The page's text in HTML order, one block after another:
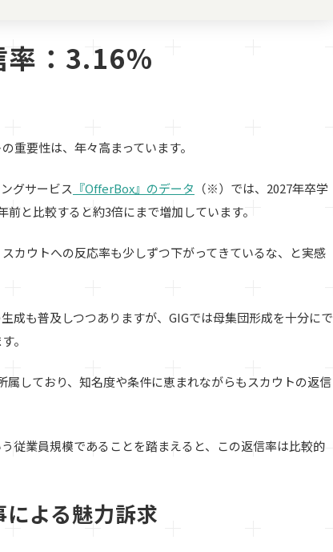
率：3.16%
重要性は、年々高まっています。
グサービス 『OfferBox』のデータ （※）では、2027年卒学
と比較すると約3倍にまで増加しています。
カウトへの反応率も少しずつ下がってきているな、と実感
成も普及しつつありますが、GIGでは母集団形成を十分にで
。
しており、知名度や条件に恵まれながらもスカウトの返信
従業員規模であることを踏まえると、この返信率は比較的
よる魅力訴求